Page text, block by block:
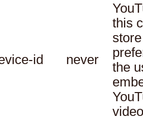
id never
this
the